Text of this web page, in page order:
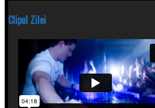
Clipul Zilei